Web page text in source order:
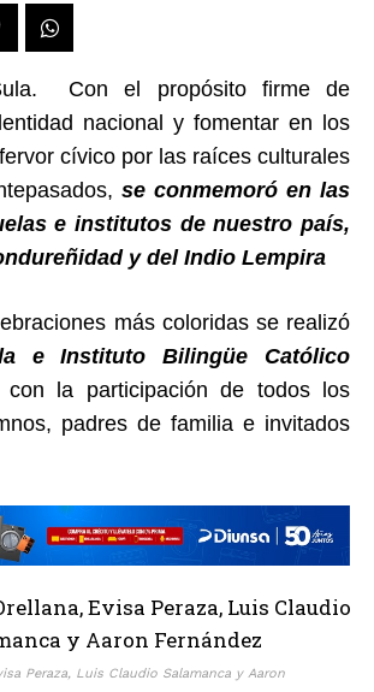
Con el propósito firme de
nacional y fomentar en los
cívico por las raíces culturales
se conmemoró en las
e institutos de nuestro país,
y del Indio Lempira
más coloridas se realizó
e Instituto Bilingüe Católico
con la participación de todos los
padres de familia e invitados
Peraza, Luis Claudio Salamanca y Aaron